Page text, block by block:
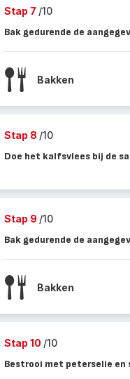
Stap 7 /10
Bak gedurende de
Bakken
Stap 8 /10
Doe het kalfsvlees bij de
Stap 9 /10
Bak gedurende de
Bakken
Stap 10 /10
Bestrooi met peterselie en